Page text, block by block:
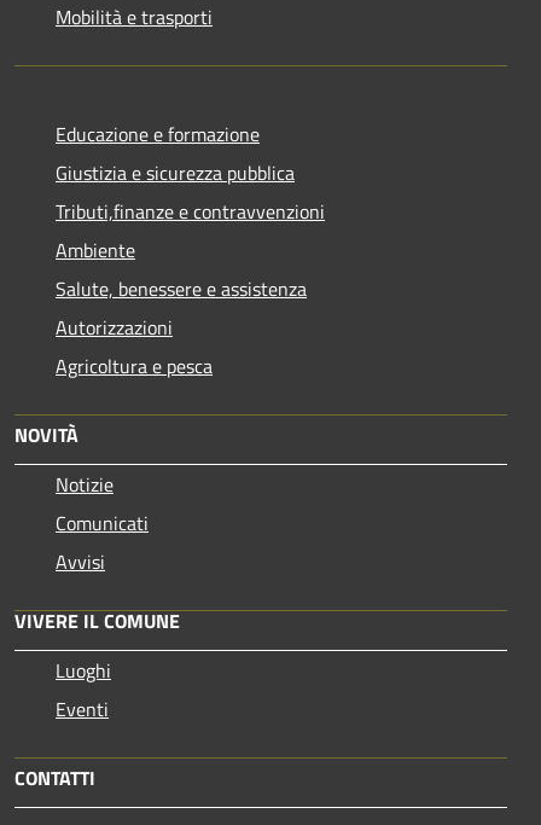
Mobilità e trasporti
Educazione e formazione
Giustizia e sicurezza pubblica
Tributi,finanze e contravvenzioni
Ambiente
Salute, benessere e assistenza
Autorizzazioni
Agricoltura e pesca
NOVITÀ
Notizie
Comunicati
Avvisi
VIVERE IL COMUNE
Luoghi
Eventi
CONTATTI